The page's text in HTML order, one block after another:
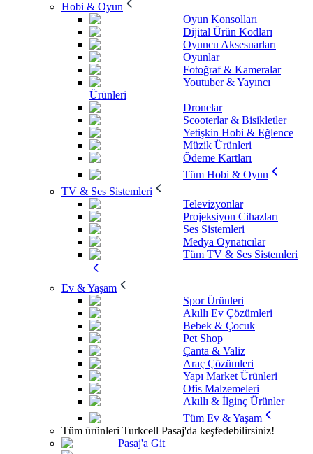
Hobi & Oyun
Oyun Konsolları
Dijital Ürün Kodları
Oyuncu Aksesuarları
Oyunlar
Fotoğraf & Kameralar
Youtuber & Yayıncı
Ürünleri
Dronelar
Scooterlar & Bisikletler
Yetişkin Hobi & Eğlence
Müzik Ürünleri
Ödeme Kartları
Tüm Hobi & Oyun
TV & Ses Sistemleri
Televizyonlar
Projeksiyon Cihazları
Ses Sistemleri
Medya Oynatıcılar
Tüm TV & Ses Sistemleri
Ev & Yaşam
Spor Ürünleri
Akıllı Ev Çözümleri
Bebek & Çocuk
Pet Shop
Çanta & Valiz
Araç Çözümleri
Yapı Market Ürünleri
Ofis Malzemeleri
Akıllı & İlginç Ürünler
Tüm Ev & Yaşam
Tüm ürünleri Turkcell Pasaj'da keşfedebilirsiniz!
Pasaj'a Git